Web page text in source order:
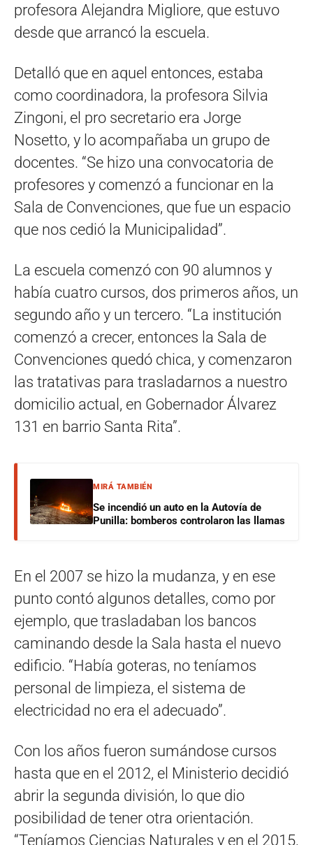
profesora Alejandra Migliore, que estuvo
desde que arrancó la escuela.
Detalló que en aquel entonces, estaba
como coordinadora, la profesora Silvia
Zingoni, el pro secretario era Jorge
Nosetto, y lo acompañaba un grupo de
docentes. “Se hizo una convocatoria de
profesores y comenzó a funcionar en la
Sala de Convenciones, que fue un espacio
que nos cedió la Municipalidad”.
La escuela comenzó con 90 alumnos y
había cuatro cursos, dos primeros años, un
segundo año y un tercero. “La institución
comenzó a crecer, entonces la Sala de
Convenciones quedó chica, y comenzaron
las tratativas para trasladarnos a nuestro
domicilio actual, en Gobernador Álvarez
131 en barrio Santa Rita”.
MIRÁ TAMBIÉN
Se incendió un auto en la Autovía de
Punilla: bomberos controlaron las llamas
En el 2007 se hizo la mudanza, y en ese
punto contó algunos detalles, como por
ejemplo, que trasladaban los bancos
caminando desde la Sala hasta el nuevo
edificio. “Había goteras, no teníamos
personal de limpieza, el sistema de
electricidad no era el adecuado”.
Con los años fueron sumándose cursos
hasta que en el 2012, el Ministerio decidió
abrir la segunda división, lo que dio
posibilidad de tener otra orientación.
“Teníamos Ciencias Naturales y en el 2015,